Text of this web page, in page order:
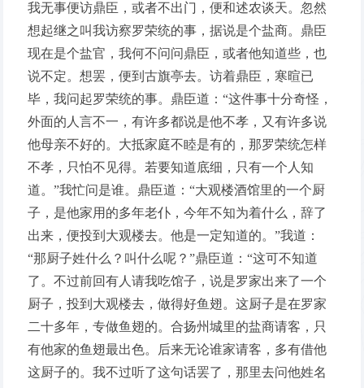
我无事便访鼎臣，或者不出门，便和述农谈天。忽然
想起继之叫我访察罗荣统的事，据说是个盐商。鼎臣
现在是个盐官，我何不问问鼎臣，或者他知道些，也
说不定。想罢，便到古旗亭去。访着鼎臣，寒暄已
毕，我问起罗荣统的事。鼎臣道：“这件事十分奇怪，
外面的人言不一，有许多都说是他不孝，又有许多说
他母亲不好的。大抵家庭不睦是有的，那罗荣统怎样
不孝，只怕不见得。若要知道底细，只有一个人知
道。”我忙问是谁。鼎臣道：“大观楼酒馆里的一个厨
子，是他家用的多年老仆，今年不知为着什么，辞了
出来，便投到大观楼去。他是一定知道的。”我道：
“那厨子姓什么？叫什么呢？”鼎臣道：“这可不知道
了。不过前回有人请我吃馆子，说是罗家出来了一个
厨子，投到大观楼去，做得好鱼翅。这厨子是在罗家
二十多年，专做鱼翅的。合扬州城里的盐商请客，只
有他家的鱼翅最出色。后来无论谁家请客，多有借他
这厨子的。我不过听了这句话罢了，那里去问他姓名